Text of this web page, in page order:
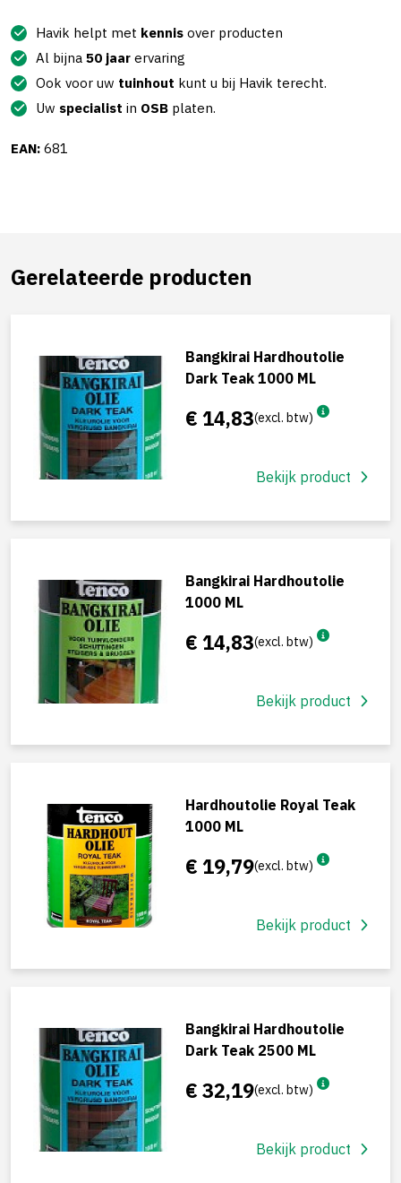
Havik helpt met kennis over producten
Al bijna 50 jaar ervaring
Ook voor uw tuinhout kunt u bij Havik terecht.
Uw specialist in OSB platen.
EAN: 681
Gerelateerde producten
Bangkirai Hardhoutolie
Dark Teak 1000 ML
€ 14,83(excl. btw)
Bekijk product
Bangkirai Hardhoutolie
1000 ML
€ 14,83(excl. btw)
Bekijk product
Hardhoutolie Royal Teak
1000 ML
€ 19,79(excl. btw)
Bekijk product
Bangkirai Hardhoutolie
Dark Teak 2500 ML
€ 32,19(excl. btw)
Bekijk product